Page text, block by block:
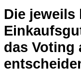
Die
das Voting